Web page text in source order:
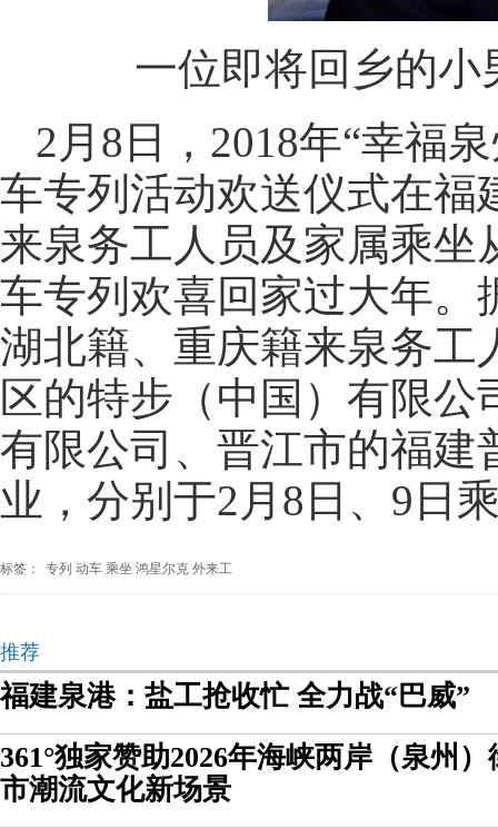
一位即将回乡的小
2月8日，2018年“幸福
车专列活动欢送仪式在福
来泉务工人员及家属乘坐
车专列欢喜回家过大年。
湖北籍、重庆籍来泉务工
区的特步（中国）有限
有限公司、晋江市的福建
业，分别于2月8日、9日
标签： 专列 动车 乘坐 鸿星尔克 外来工
推荐
福建泉港：盐工抢收忙 全力战“巴威”
361°独家赞助2026年海峡两岸（泉州
市潮流文化新场景